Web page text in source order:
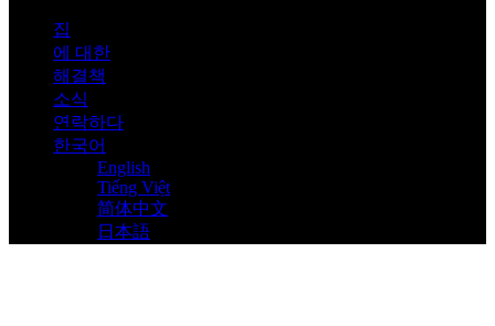
집
에 대한
해결책
소식
연락하다
한국어
English
Tiếng Việt
简体中文
日本語